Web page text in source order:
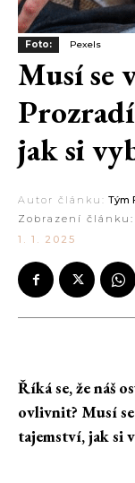
Foto: Pexels
Musí se
jak si
Autor článku: Tým
Zobrazení článku:
1. 1. 2025
Říká se, že náš
ovlivnit? Musí
tajemství, jak si